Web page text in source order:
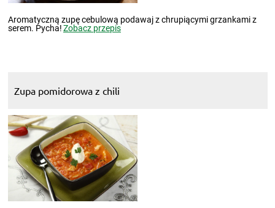
Aromatyczną zupę cebulową podawaj z chrupiącymi grzankami z
serem. Pycha!Zobacz przepis
Zupa pomidorowa z chili